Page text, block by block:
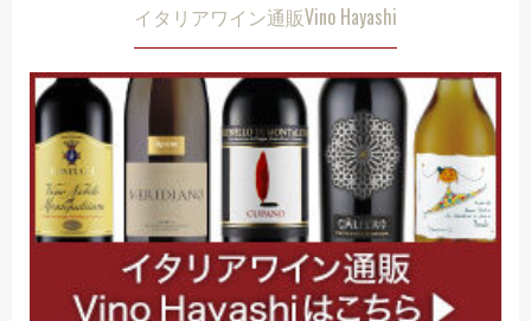
イタリアワイン通販Vino Hayashi